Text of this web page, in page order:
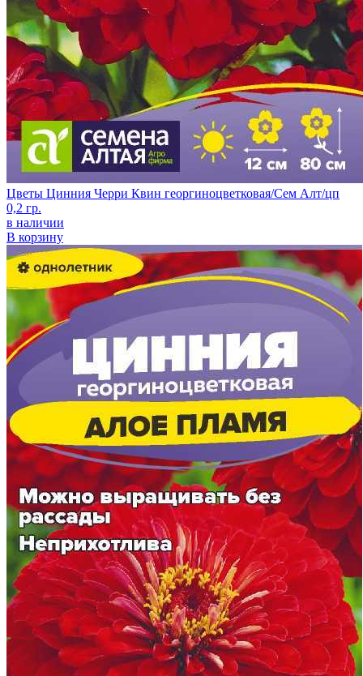
Цветы Цинния Черри Квин георгиноцветковая/Сем Алт/цп
0,2 гр.
в наличии
В корзину